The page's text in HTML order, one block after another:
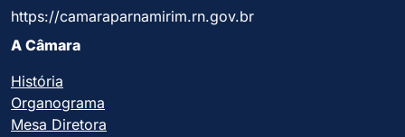
https://camaraparnamirim.rn.gov.br
A Câmara
História
Organograma
Mesa Diretora